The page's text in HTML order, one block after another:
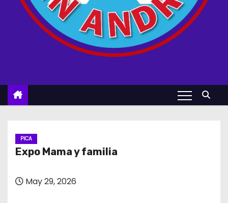
PICA
Expo Mama y familia
May 29, 2026